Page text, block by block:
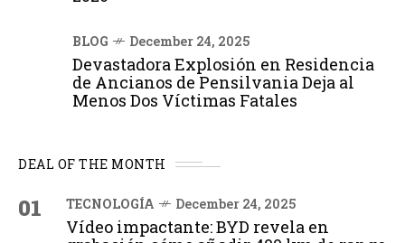
BLOG December 24, 2025
Devastadora Explosión en Residencia
de Ancianos de Pensilvania Deja al
Menos Dos Víctimas Fatales
DEAL OF THE MONTH
01 TECNOLOGÍA December 24, 2025
Vídeo impactante: BYD revela en